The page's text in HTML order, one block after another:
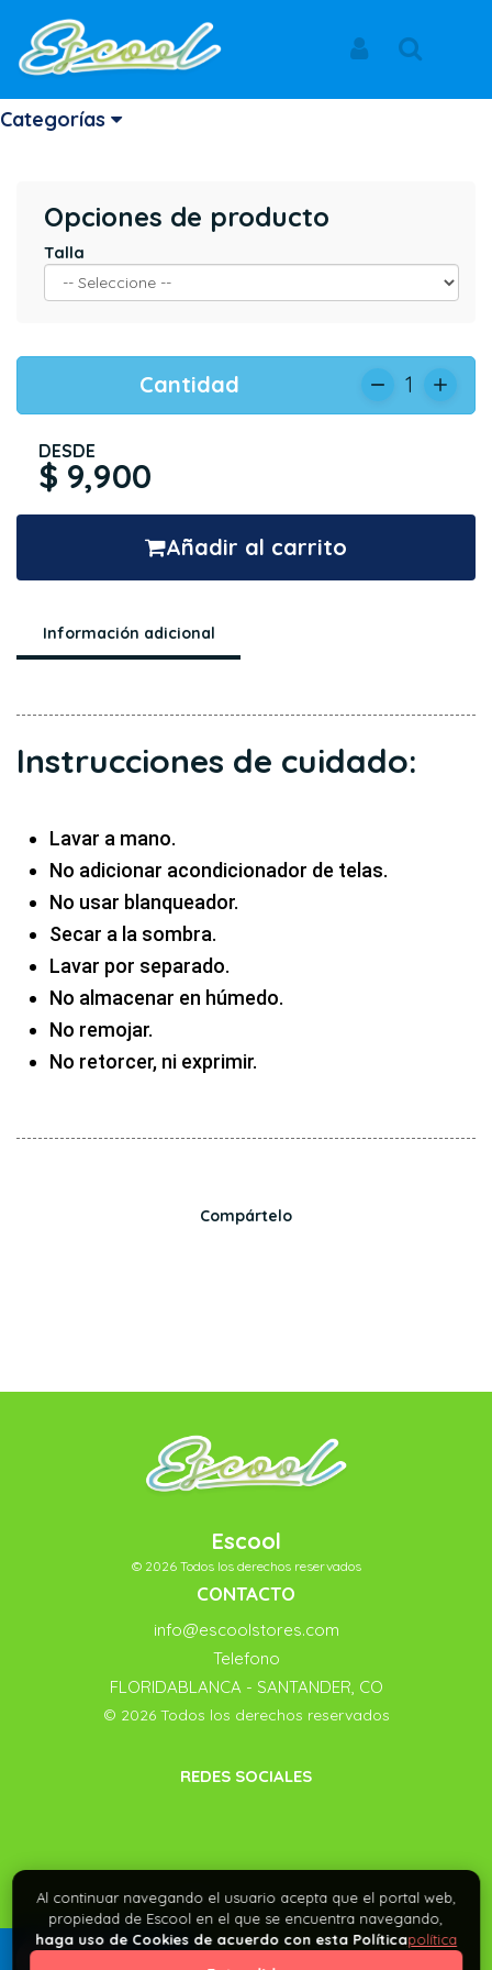
Categorías
Productos
LA ARBOLEDA
MEDIA BLANCA UNISEX
Opciones de producto
Talla
Cantidad 1
DESDE
$ 9,900
Añadir al carrito
Información adicional
Instrucciones de cuidado:
Lavar a mano.
No adicionar acondicionador de telas.
No usar blanqueador.
Secar a la sombra.
Lavar por separado.
No almacenar en húmedo.
No remojar.
No retorcer, ni exprimir.
Compártelo
Escool
© 2026 Todos los derechos reservados
CONTACTO
info@escoolstores.com
Telefono
FLORIDABLANCA - SANTANDER, CO
© 2026 Todos los derechos reservados
REDES SOCIALES
Al continuar navegando el usuario acepta que el portal web,
propiedad de Escool en el que se encuentra navegando,
haga uso de Cookies de acuerdo con esta Políticapolítica